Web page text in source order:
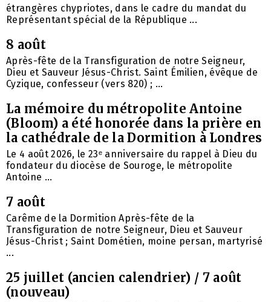
étrangères chypriotes, dans le cadre du mandat du
Représentant spécial de la République ...
8 août
Après-fête de la Transfiguration de notre Seigneur,
Dieu et Sauveur Jésus-Christ. Saint Émilien, évêque de
Cyzique, confesseur (vers 820) ; ...
La mémoire du métropolite Antoine
(Bloom) a été honorée dans la prière en
la cathédrale de la Dormition à Londres
Le 4 août 2026, le 23ᵉ anniversaire du rappel à Dieu du
fondateur du diocèse de Souroge, le métropolite
Antoine ...
7 août
Carême de la Dormition Après-fête de la
Transfiguration de notre Seigneur, Dieu et Sauveur
Jésus-Christ ; Saint Dométien, moine persan, martyrisé
...
25 juillet (ancien calendrier) / 7 août
(nouveau)